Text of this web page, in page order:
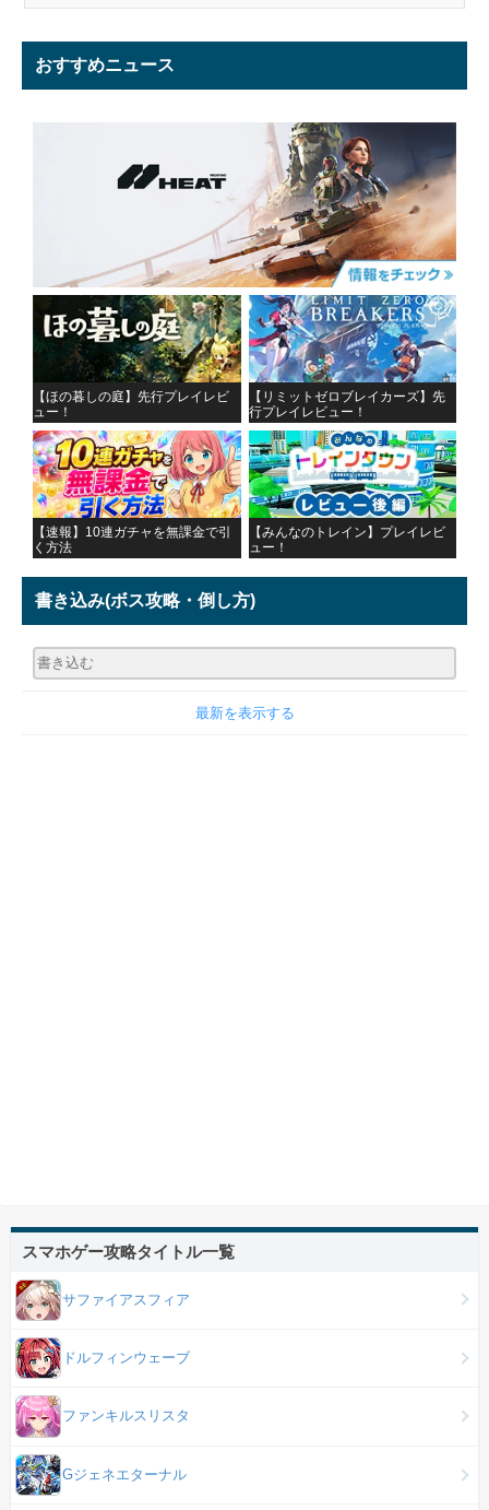
おすすめニュース
【ほの暮しの庭】先行プレイレビ
ュー！
【リミットゼロブレイカーズ】先
行プレイレビュー！
【速報】10連ガチャを無課金で引
く方法
【みんなのトレイン】プレイレビ
ュー！
書き込み(ボス攻略・倒し方)
最新を表示する
スマホゲー攻略タイトル一覧
サファイアスフィア
ドルフィンウェーブ
ファンキルスリスタ
Gジェネエターナル